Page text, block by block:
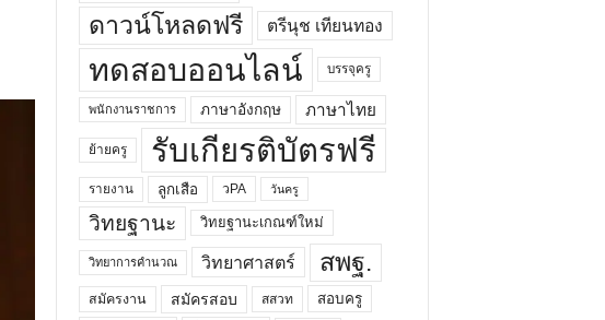
ดาวน์โหลดฟรี ตรีนุช เทียนทอง
ทดสอบออนไลน์ บรรจุครู
พนักงานราชการ ภาษาอังกฤษ ภาษาไทย
ย้ายครู รับเกียรติบัตรฟรี
รายงาน ลูกเสือ วPA วันครู
วิทยฐานะ วิทยฐานะเกณฑ์ใหม่
วิทยาการคำนวณ วิทยาศาสตร์ สพฐ.
สมัครงาน สมัครสอบ สสวท
สอบครู